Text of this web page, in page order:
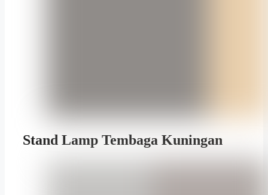
Stand Lamp Tembaga Kuningan